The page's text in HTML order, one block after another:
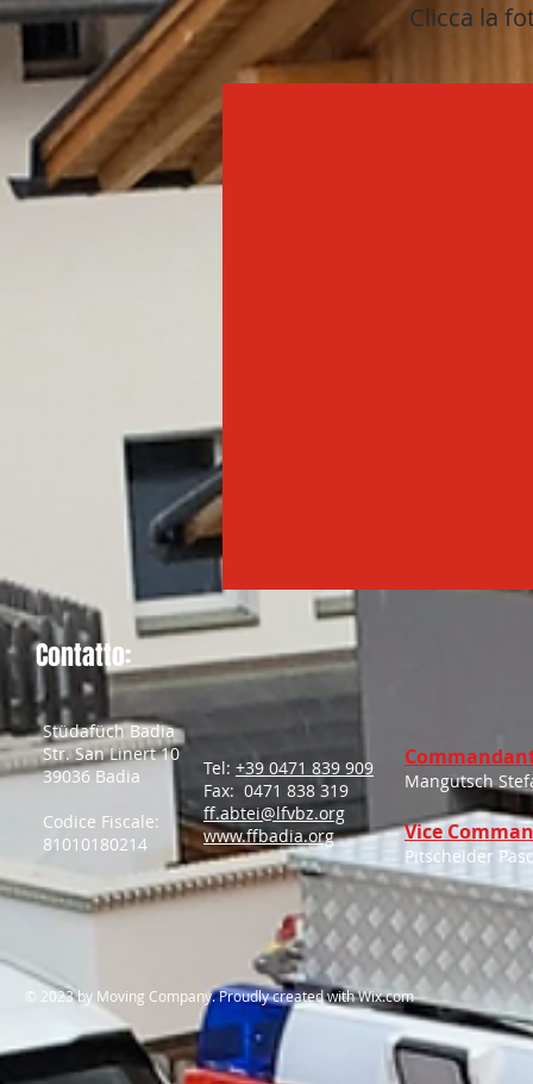
Clicca la
Contatto:
Stüdafüch Badia
Str. San Linert 10
39036 Badia
Codice Fiscale:
81010180214
Tel: +39 0471 839 909
Fax: 0471 838 319
ff.abtei@lfvbz.org
www.ffbadia.org
Mangutsch
Vice
Pitscheider
​© 2023 by Moving Company. Proudly created withWix.com